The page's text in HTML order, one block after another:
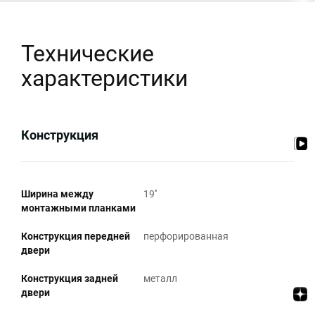
Технические
характеристики
Конструкция
Ширина между
монтажными планками
19''
Конструкция передней
двери
перфорированная
Конструкция задней
двери
металл